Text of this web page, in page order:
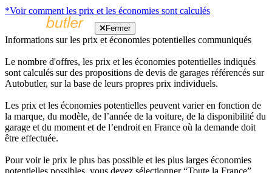
*Voir comment les prix et les économies sont calculés
Fermer
Informations sur les prix et économies potentielles communiqués
Le nombre d'offres, les prix et les économies potentielles indiqués
sont calculés sur des propositions de devis de garages référencés sur
Autobutler, sur la base de leurs propres prix individuels.
Les prix et les économies potentielles peuvent varier en fonction de
la marque, du modèle, de l’année de la voiture, de la disponibilité du
garage et du moment et de l’endroit en France où la demande doit
être effectuée.
Pour voir le prix le plus bas possible et les plus larges économies
potentielles possibles, vous devez sélectionner “Toute la France”